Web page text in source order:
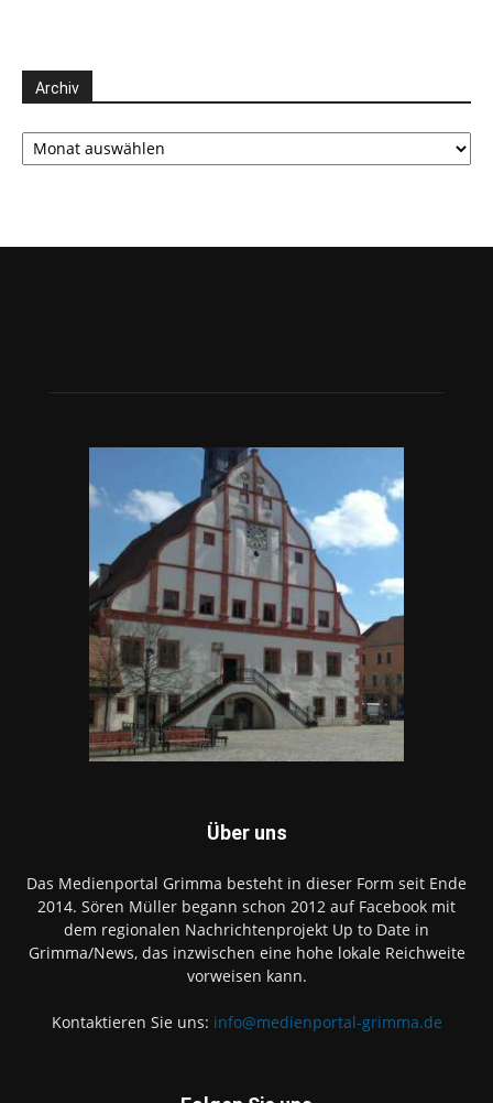
Archiv
Archiv
Über uns
Das Medienportal Grimma besteht in dieser Form seit Ende
2014. Sören Müller begann schon 2012 auf Facebook mit
dem regionalen Nachrichtenprojekt Up to Date in
Grimma/News, das inzwischen eine hohe lokale Reichweite
vorweisen kann.
Kontaktieren Sie uns: info@medienportal-grimma.de